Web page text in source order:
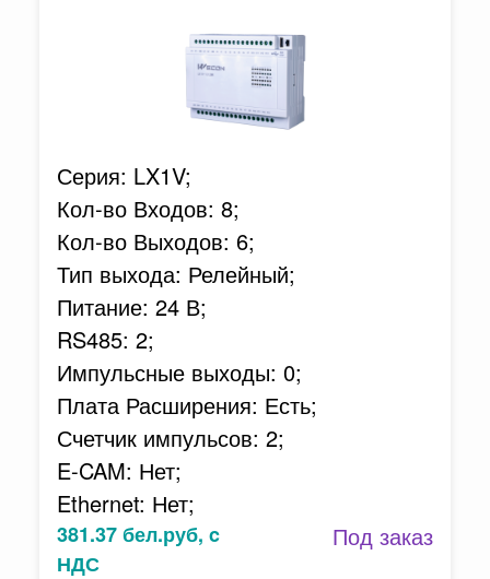
Серия: LX1V;
Кол-во Входов: 8;
Кол-во Выходов: 6;
Тип выхода: Релейный;
Питание: 24 В;
RS485: 2;
Импульсные выходы: 0;
Плата Расширения: Есть;
Счетчик импульсов: 2;
E-CAM: Нет;
Ethernet: Нет;
381.37 бел.руб, c
НДС
Под заказ